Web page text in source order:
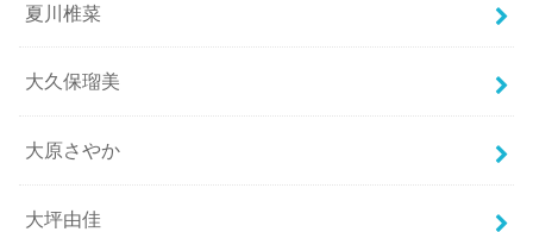
夏川椎菜
大久保瑠美
大原さやか
大坪由佳